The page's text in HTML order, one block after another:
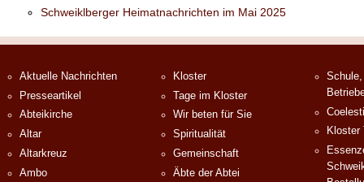
Schweiklberger Heimatnachrichten im Mai 2025
Aktuelle Nachrichten
Presseartikel
Abteikirche
Altar
Altarkreuz
Ambo
Kloster
Tage im Kloster
Wir beten für Sie
Spiritualität
Gemeinschaft
Äbte der Abtei
Kloster